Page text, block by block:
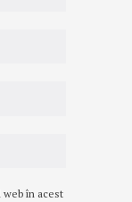
în acest